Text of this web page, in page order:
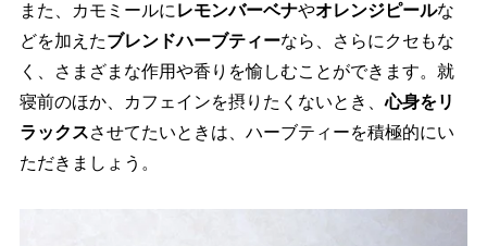
また、カモミールにレモンバーベナ オレンジピールな
どを加えたブレンドハーブティーなら、さらにクセもな
く、さまざまな作用や香りを愉しむことができます。就
寝前のほか、カフェインを摂りたくないとき、心身をリ
ラックスさせてたいときは、ハーブティーを積極的にい
ただきましょう。